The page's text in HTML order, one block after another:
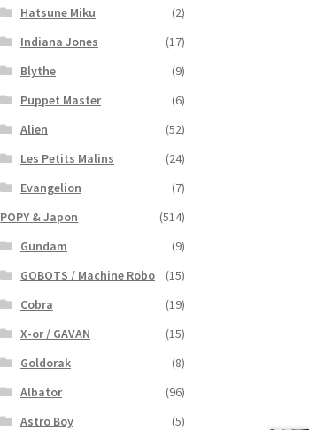
Hatsune Miku
(2)
Indiana Jones
(17)
Blythe
(9)
Puppet Master
(6)
Alien
(52)
Les Petits Malins
(24)
Evangelion
(7)
POPY & Japon
(514)
Gundam
(9)
GOBOTS / Machine Robo
(15)
Cobra
(19)
X-or / GAVAN
(15)
Goldorak
(8)
Albator
(96)
Astro Boy
(5)